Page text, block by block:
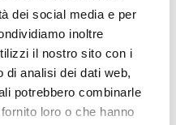
dei social media e per
inoltre
il nostro sito con i
di analisi dei dati web,
potrebbero combinarle
loro o che hanno
lavorare legni duri e
lama di una sega a